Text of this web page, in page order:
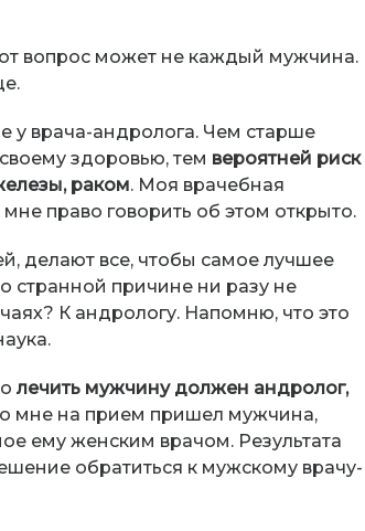
вопрос может не каждый мужчина.
врача-андролога. Чем старше
здоровью, тем вероятней риск
раком. Моя врачебная
право говорить об этом открыто.
делают все, чтобы самое лучшее
странной причине ни разу не
К андрологу. Напомню, что это
лечить мужчину должен андролог,
мне на прием пришел мужчина,
ему женским врачом. Результата
обратиться к мужскому врачу-